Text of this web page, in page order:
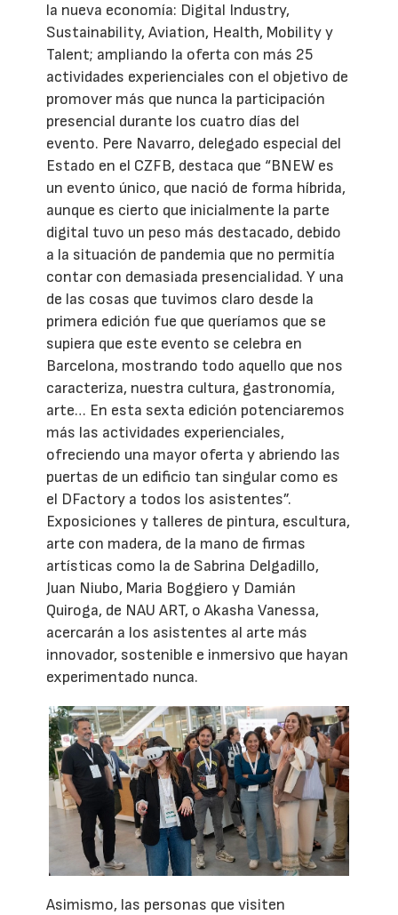
la nueva economía: Digital Industry,
Sustainability, Aviation, Health, Mobility y
Talent; ampliando la oferta con más 25
actividades experienciales con el objetivo de
promover más que nunca la participación
presencial durante los cuatro días del
evento. Pere Navarro, delegado especial del
Estado en el CZFB, destaca que “BNEW es
un evento único, que nació de forma híbrida,
aunque es cierto que inicialmente la parte
digital tuvo un peso más destacado, debido
a la situación de pandemia que no permitía
contar con demasiada presencialidad. Y una
de las cosas que tuvimos claro desde la
primera edición fue que queríamos que se
supiera que este evento se celebra en
Barcelona, mostrando todo aquello que nos
caracteriza, nuestra cultura, gastronomía,
arte… En esta sexta edición potenciaremos
más las actividades experienciales,
ofreciendo una mayor oferta y abriendo las
puertas de un edificio tan singular como es
el DFactory a todos los asistentes”.
Exposiciones y talleres de pintura, escultura,
arte con madera, de la mano de firmas
artísticas como la de Sabrina Delgadillo,
Juan Niubo, Maria Boggiero y Damián
Quiroga, de NAU ART, o Akasha Vanessa,
acercarán a los asistentes al arte más
innovador, sostenible e inmersivo que hayan
experimentado nunca.
Asimismo, las personas que visiten